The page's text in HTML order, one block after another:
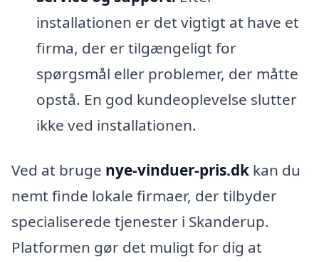
installationen er det vigtigt at have et
firma, der er tilgængeligt for
spørgsmål eller problemer, der måtte
opstå. En god kundeoplevelse slutter
ikke ved installationen.
Ved at bruge nye-vinduer-pris.dk kan du
nemt finde lokale firmaer, der tilbyder
specialiserede tjenester i Skanderup.
Platformen gør det muligt for dig at